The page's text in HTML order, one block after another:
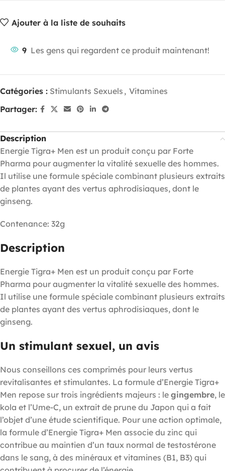
Ajouter à la liste de souhaits
9 Les gens qui regardent ce produit maintenant!
Catégories : Stimulants Sexuels , Vitamines
Partager:
Description
Energie Tigra+ Men est un produit conçu par Forte
Pharma pour augmenter la vitalité sexuelle des hommes.
Il utilise une formule spéciale combinant plusieurs extraits
de plantes ayant des vertus aphrodisiaques, dont le
ginseng.
Contenance: 32g
Description
Energie Tigra+ Men est un produit conçu par Forte
Pharma pour augmenter la vitalité sexuelle des hommes.
Il utilise une formule spéciale combinant plusieurs extraits
de plantes ayant des vertus aphrodisiaques, dont le
ginseng.
Un stimulant sexuel, un avis
Nous conseillons ces comprimés pour leurs vertus
revitalisantes et stimulantes. La formule d’Energie Tigra+
Men repose sur trois ingrédients majeurs : le gingembre, le
kola et l’Ume-C, un extrait de prune du Japon qui a fait
l’objet d’une étude scientifique. Pour une action optimale,
la formule d’Energie Tigra+ Men associe du zinc qui
contribue au maintien d’un taux normal de testostérone
dans le sang, à des minéraux et vitamines (B1, B3) qui